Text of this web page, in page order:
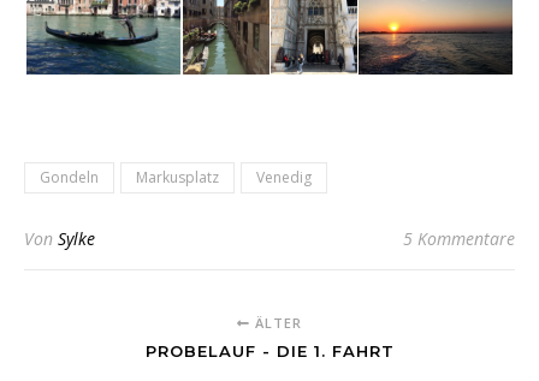
Gondeln Markusplatz Venedig
Von Sylke 5 Kommentare
ÄLTER
PROBELAUF - DIE 1. FAHRT